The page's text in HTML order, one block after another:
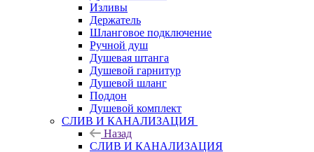
Изливы
Держатель
Шланговое подключение
Ручной душ
Душевая штанга
Душевой гарнитур
Душевой шланг
Поддон
Душевой комплект
СЛИВ И КАНАЛИЗАЦИЯ
Назад
СЛИВ И КАНАЛИЗАЦИЯ